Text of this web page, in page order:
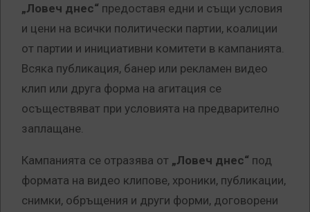
„Ловеч днес“ предоставя едни и същи условия
и цени на всички политически партии, коалиции
от партии и инициативни комитети в кампанията.
Всяка публикация, банер или рекламен видео
клип или друга форма на агитация се
осъществяват при условията на предварително
заплащане.
Кампанията се отразява от „Ловеч днес“ под
формата на видео клипове, хроники, публикации,
снимки, обръщения и други форми, договорени